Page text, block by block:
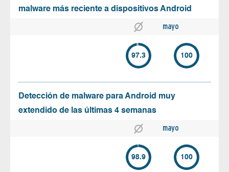
malware más reciente a dispositivos Android
mayo
97.3 100
Detección de malware para Android muy
extendido de las últimas 4 semanas
mayo
98.9 100